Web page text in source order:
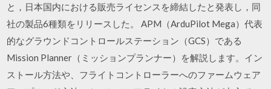
と，日本国内における販売ライセンスを締結したと発表し，同
社の製品6種類をリリースした。 APM（ArduPilot Mega）代表
的なグラウンドコントロールステーション（GCS）である
Mission Planner（ミッションプランナー）を解説します。イン
ストール方法や、フライトコントローラーへのファームウェア